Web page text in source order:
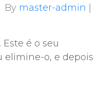
By master-admin |
é o seu
elimine-o, e depois